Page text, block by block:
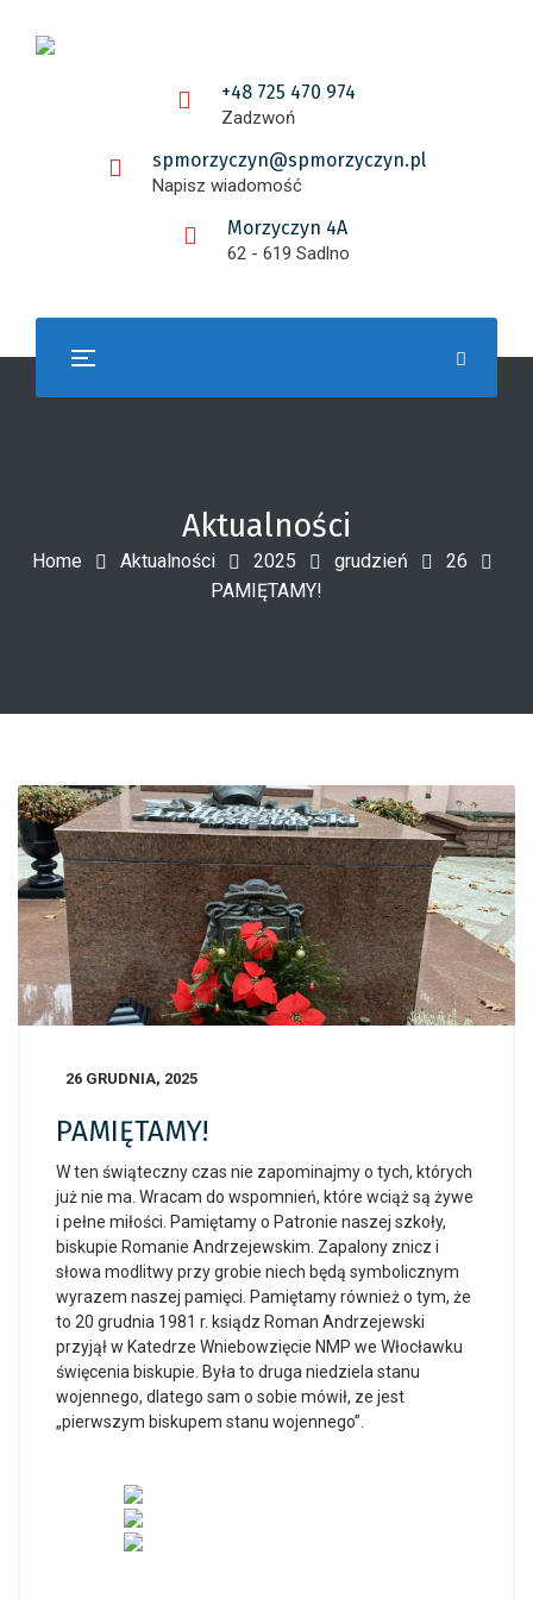
+48 725 470 974
Zadzwoń
spmorzyczyn@spmorzyczyn.pl
Napisz wiadomość
Morzyczyn 4A
62 - 619 Sadlno
Aktualności
Home Aktualności 2025 grudzień
26
PAMIĘTAMY!
26 GRUDNIA, 2025
PAMIĘTAMY!
W ten świąteczny czas nie zapominajmy o tych, których
już nie ma. Wracam do wspomnień, które wciąż są żywe
i pełne miłości. Pamiętamy o Patronie naszej szkoły,
biskupie Romanie Andrzejewskim. Zapalony znicz i
słowa modlitwy przy grobie niech będą symbolicznym
wyrazem naszej pamięci. Pamiętamy również o tym, że
to 20 grudnia 1981 r. ksiądz Roman Andrzejewski
przyjął w Katedrze Wniebowzięcie NMP we Włocławku
święcenia biskupie. Była to druga niedziela stanu
wojennego, dlatego sam o sobie mówił, ze jest
„pierwszym biskupem stanu wojennego”.